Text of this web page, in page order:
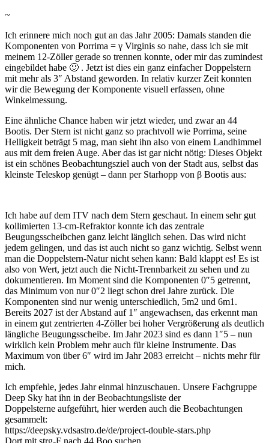
~
Ich erinnere mich noch gut an das Jahr 2005: Damals standen die
Komponenten von Porrima = γ Virginis so nahe, dass ich sie mit
meinem 12-Zöller gerade so trennen konnte, oder mir das zumindest
eingebildet habe 🙂 . Jetzt ist dies ein ganz einfacher Doppelstern
mit mehr als 3″ Abstand geworden. In relativ kurzer Zeit konnten
wir die Bewegung der Komponente visuell erfassen, ohne
Winkelmessung.
Eine ähnliche Chance haben wir jetzt wieder, und zwar an 44
Bootis. Der Stern ist nicht ganz so prachtvoll wie Porrima, seine
Helligkeit beträgt 5 mag, man sieht ihn also von einem Landhimmel
aus mit dem freien Auge. Aber das ist gar nicht nötig: Dieses Objekt
ist ein schönes Beobachtungsziel auch von der Stadt aus, selbst das
kleinste Teleskop genügt – dann per Starhopp von β Bootis aus:
Ich habe auf dem ITV nach dem Stern geschaut. In einem sehr gut
kollimierten 13-cm-Refraktor konnte ich das zentrale
Beugungsscheibchen ganz leicht länglich sehen. Das wird nicht
jedem gelingen, und das ist auch nicht so ganz wichtig. Selbst wenn
man die Doppelstern-Natur nicht sehen kann: Bald klappt es! Es ist
also von Wert, jetzt auch die Nicht-Trennbarkeit zu sehen und zu
dokumentieren. Im Moment sind die Komponenten 0″5 getrennt,
das Minimum von nur 0″2 liegt schon drei Jahre zurück. Die
Komponenten sind nur wenig unterschiedlich, 5m2 und 6m1.
Bereits 2027 ist der Abstand auf 1″ angewachsen, das erkennt man
in einem gut zentrierten 4-Zöller bei hoher Vergrößerung als deutlich
längliche Beugungsscheibe. Im Jahr 2023 sind es dann 1″5 – nun
wirklich kein Problem mehr auch für kleine Instrumente. Das
Maximum von über 6″ wird im Jahr 2083 erreicht – nichts mehr für
mich.
Ich empfehle, jedes Jahr einmal hinzuschauen. Unsere Fachgruppe
Deep Sky hat ihn in der Beobachtungsliste der
Doppelsterne aufgeführt, hier werden auch die Beobachtungen
gesammelt:
https://deepsky.vdsastro.de/de/project-double-stars.php
Dort mit strg-F nach 44 Boo suchen.